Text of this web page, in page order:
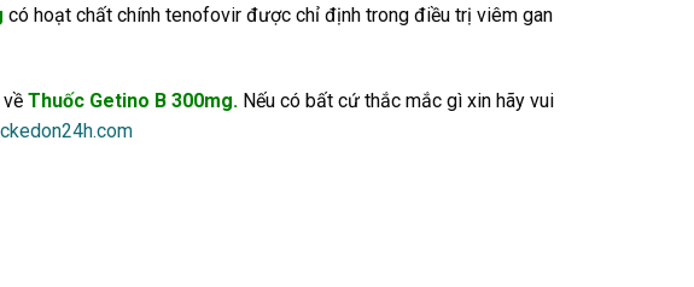
có hoạt chất chính tenofovir được chỉ định trong điều trị viêm gan
Thuốc Getino B 300mg. Nếu có bất cứ thắc mắc gì xin hãy vui